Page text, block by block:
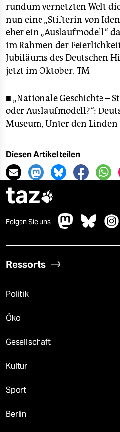
rundum vernetzten Welt
nun eine „Stifterin von
eher ein „Auslaufmodell“
im Rahmen der
Jubiläums des Deutschen
jetzt im Oktober. TM
■ „Nationale Geschichte –
oder Auslaufmodell?“:
Museum, Unter den Linden
Diesen Artikel teilen
taz
Folgen Sie uns
Ressorts
Politik
Öko
Gesellschaft
Kultur
Sport
Berlin